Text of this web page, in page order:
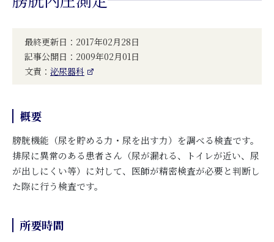
最終更新日：2017年02月28日
記事公開日：2009年02月01日
文責： 泌尿器科
概要
膀胱機能（尿を貯める力・尿を出す力）を調べる検査です。
排尿に異常のある患者さん（尿が漏れる、トイレが近い、尿
が出しにくい等）に対して、医師が精密検査が必要と判断し
た際に行う検査です。
所要時間